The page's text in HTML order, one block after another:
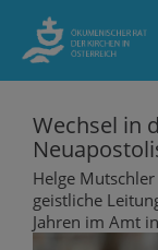
Wechsel in
Helge
geistliche
Jahren im Amt